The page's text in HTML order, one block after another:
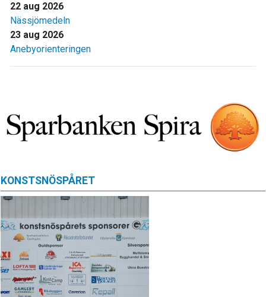
22 aug 2026
Nässjömedeln
23 aug 2026
Anebyorienteringen
KONSTSNÖSPÅRET